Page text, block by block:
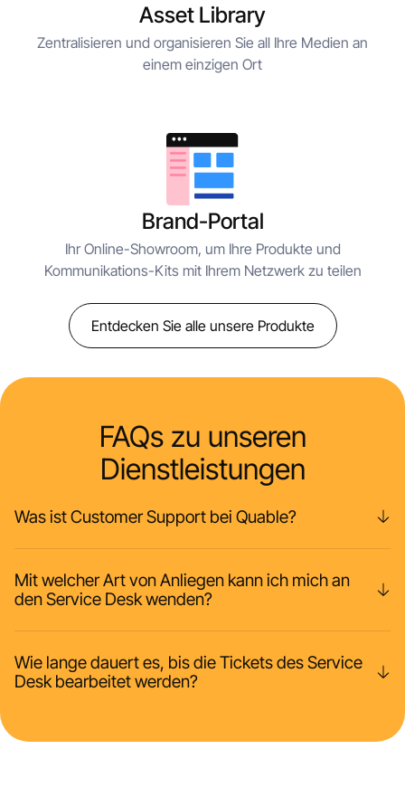
Asset Library
Zentralisieren und organisieren Sie all Ihre Medien an
einem einzigen Ort
Brand-Portal
Ihr Online-Showroom, um Ihre Produkte und
Kommunikations-Kits mit Ihrem Netzwerk zu teilen
Entdecken Sie alle unsere Produkte
FAQs zu unseren
Dienstleistungen
Was ist Customer Support bei Quable?
Mit welcher Art von Anliegen kann ich mich an
den Service Desk wenden?
Wie lange dauert es, bis die Tickets des Service
Desk bearbeitet werden?